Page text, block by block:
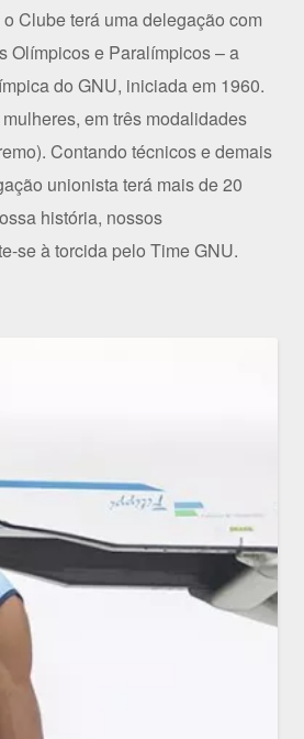
Clube terá uma delegação com
Olímpicos e Paralímpicos – a
do GNU, iniciada em 1960.
em três modalidades
Contando técnicos e demais
unionista terá mais de 20
história, nossos
se à torcida pelo Time GNU.